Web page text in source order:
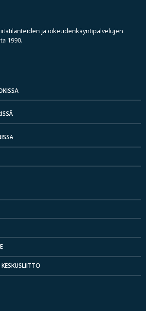
ja oikeudenkäyntipalvelujen
1990.